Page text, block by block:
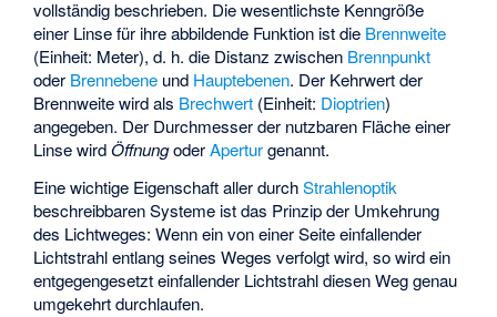
vollständig beschrieben. Die wesentlichste Kenngröße
einer Linse für ihre abbildende Funktion ist die Brennweite
(Einheit: Meter), d. h. die Distanz zwischen Brennpunkt
oder Brennebene und Hauptebenen. Der Kehrwert der
Brennweite wird als Brechwert (Einheit: Dioptrien)
angegeben. Der Durchmesser der nutzbaren Fläche einer
Linse wirdÖffnungoderAperturgenannt.
Eine wichtige Eigenschaft aller durchStrahlenoptik
beschreibbaren Systeme ist das Prinzip der Umkehrung
des Lichtweges: Wenn ein von einer Seite einfallender
Lichtstrahl entlang seines Weges verfolgt wird, so wird ein
entgegengesetzt einfallender Lichtstrahl diesen Weg genau
umgekehrt durchlaufen.